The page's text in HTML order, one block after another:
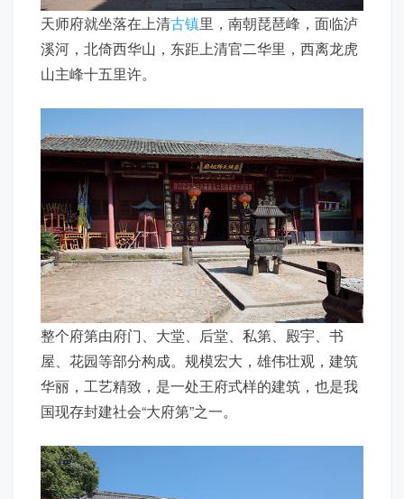
天师府就坐落在上清古镇里，南朝琵琶峰，面临泸
溪河，北倚西华山，东距上清官二华里，西离龙虎
山主峰十五里许。
整个府第由府门、大堂、后堂、私第、殿宇、书
屋、花园等部分构成。规模宏大，雄伟壮观，建筑
华丽，工艺精致，是一处王府式样的建筑，也是我
国现存封建社会“大府第”之一。